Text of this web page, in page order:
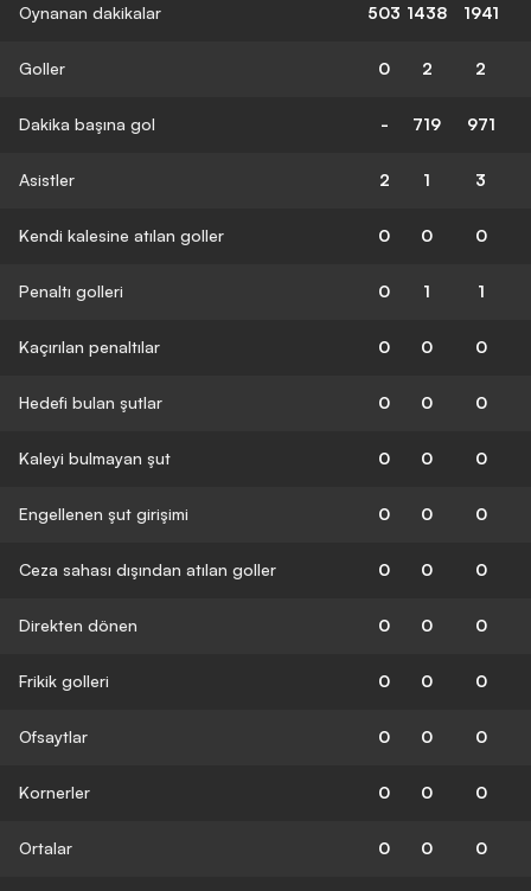
Oynanan dakikalar 503 1438 1941
Goller 0 2 2
Dakika başına gol - 719 971
Asistler 2 1 3
Kendi kalesine atılan goller 0 0 0
Penaltı golleri 0 1 1
Kaçırılan penaltılar 0 0 0
Hedefi bulan şutlar 0 0 0
Kaleyi bulmayan şut 0 0 0
Engellenen şut girişimi 0 0 0
Ceza sahası dışından atılan goller 0 0 0
Direkten dönen 0 0 0
Frikik golleri 0 0 0
Ofsaytlar 0 0 0
Kornerler 0 0 0
Ortalar 0 0 0